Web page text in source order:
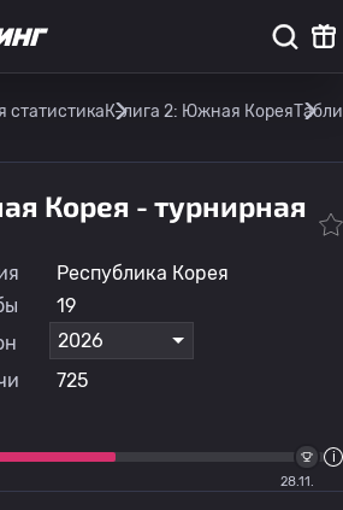
статистикаК-лига 2: Южная Корея
Корея - турнирная
28.11.
Республика Корея
19
2026
725